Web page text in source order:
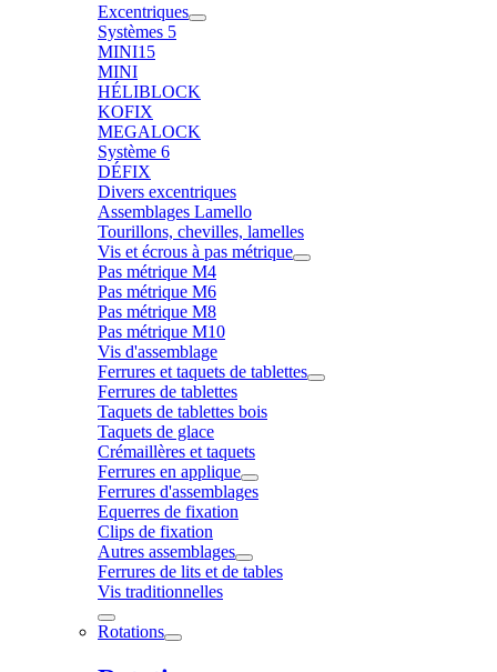
Excentriques
Systèmes 5
MINI15
MINI
HÉLIBLOCK
KOFIX
MEGALOCK
Système 6
DÉFIX
Divers excentriques
Assemblages Lamello
Tourillons, chevilles, lamelles
Vis et écrous à pas métrique
Pas métrique M4
Pas métrique M6
Pas métrique M8
Pas métrique M10
Vis d'assemblage
Ferrures et taquets de tablettes
Ferrures de tablettes
Taquets de tablettes bois
Taquets de glace
Crémaillères et taquets
Ferrures en applique
Ferrures d'assemblages
Equerres de fixation
Clips de fixation
Autres assemblages
Ferrures de lits et de tables
Vis traditionnelles
Rotations